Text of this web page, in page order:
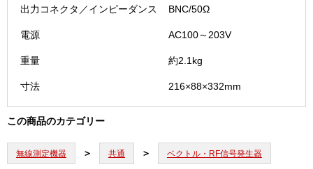
出力コネクタ／インピーダンス BNC/50Ω
電源 AC100～203V
重量 約2.1kg
寸法 216×88×332mm
この商品のカテゴリー
無線測定機器 共通 ベクトル・RF信号発生器